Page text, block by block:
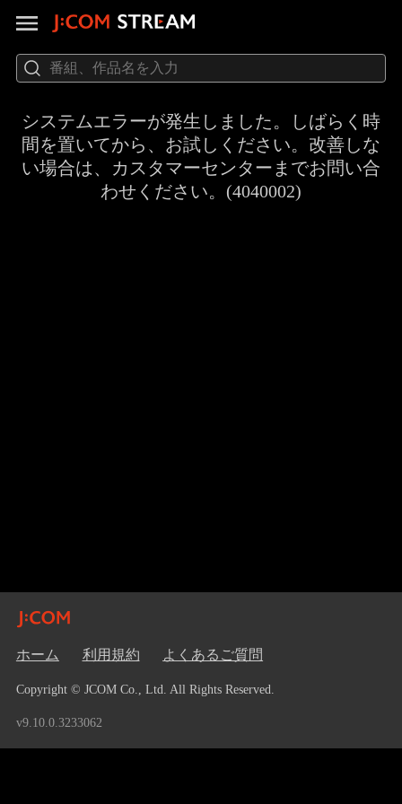
システムエラーが発生しました。しばらく時
間を置いてから、お試しください。改善しな
い場合は、カスタマーセンターまでお問い合
わせください。(4040002)
ホーム 利用規約 よくあるご質問
Copyright © JCOM Co., Ltd. All Rights Reserved.
v9.10.0.3233062